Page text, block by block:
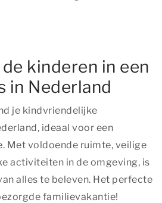
kinderen in een
in Nederland
je kindvriendelijke
ideaal voor een
Met voldoende ruimte, veilige
activiteiten in de omgeving, is
alles te beleven. Het perfecte
familievakantie!